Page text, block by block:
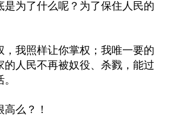
是为了什么呢？为了保住人民的
，我照样让你掌权；我唯一要的
的人民不再被奴役、杀戮，能过
么？！